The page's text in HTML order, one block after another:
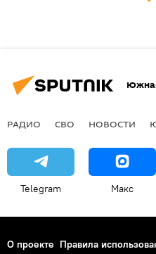
РАДИО СВО НОВОСТИ
Telegram Макс
О проекте Правила